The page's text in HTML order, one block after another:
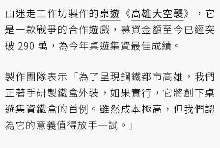
由迷走工作坊製作的桌遊 《高雄大空襲》，它
是一款戰爭的合作遊戲，募資金額至今已經突
破 290 萬，為今年桌遊集資最佳成績。
製作團隊表示「為了呈現鋼鐵都市高雄，我們
正著手研製鐵盒外裝，如果實行，它將創下桌
遊集資鐵盒的首例。雖然成本極高，但我們認
為它的意義值得放手一試。」